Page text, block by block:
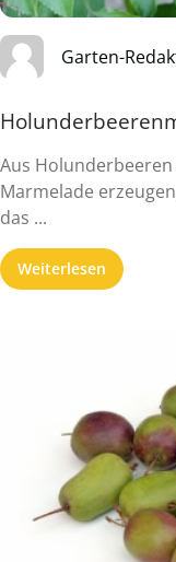
Garten-
Aus
Marmelade
das ...
Weiterlesen